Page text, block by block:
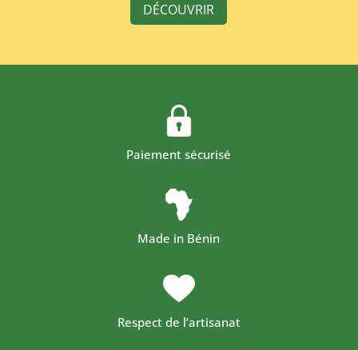
DÉCOUVRIR
Paiement sécurisé
Made in Bénin
Respect de l’artisanat